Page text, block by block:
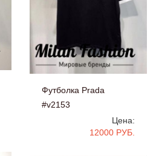
Футболка Prada
#v2153
Цена:
12000 РУБ.